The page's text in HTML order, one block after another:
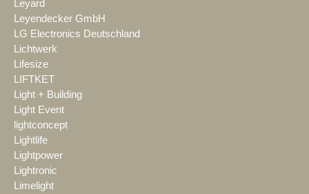
Leyard
Leyendecker GmbH
LG Electronics Deutschland
Lichtwerk
Lifesize
LIFTKET
Light + Building
Light Event
lightconcept
Lightlife
Lightpower
Lightronic
Limelight